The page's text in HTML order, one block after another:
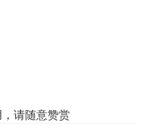
请随意赞赏